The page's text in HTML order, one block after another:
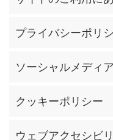
プライバシーポリ
ソーシャルメディ
クッキーポリシー
ウェブアクセシビ